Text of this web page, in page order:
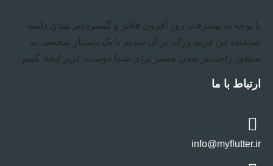
با توجه به پیشرفت روز افزون فلاتر و گسترده‌تر شدن دامنه
استفاده این فریم ورک، بر آن شدیم تا یک دستیار شخصی به
منظور راحت‌تر شدن مسیر برای شما دوست عزیز ایجاد کنیم .
ارتباط با ما
info@myflutter.ir